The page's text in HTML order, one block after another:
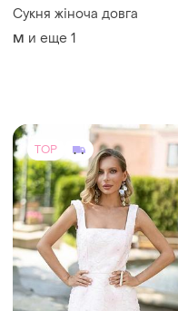
Сукня жіноча довга
M и еще 1
TOP